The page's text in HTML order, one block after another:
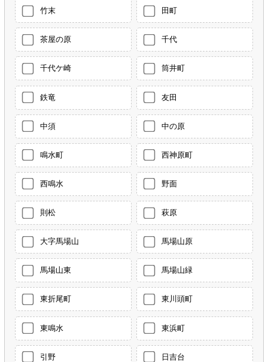
竹末 田町
茶屋の原 千代
千代ケ崎 筒井町
鉄竜 友田
中須 中の原
鳴水町 西神原町
西鳴水 野面
則松 萩原
大字馬場山 馬場山原
馬場山東 馬場山緑
東折尾町 東川頭町
東鳴水 東浜町
引野 日吉台